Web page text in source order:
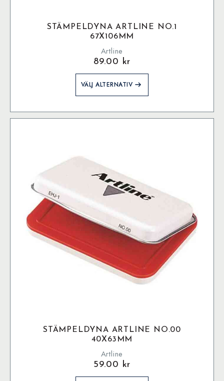
STÄMPELDYNA ARTLINE NO.1
67X106MM
Artline
89.00 kr
VÄLJ ALTERNATIV
Den
här
har
olika
alternativen
produktsidan
STÄMPELDYNA ARTLINE NO.00
40X63MM
Artline
59.00 kr